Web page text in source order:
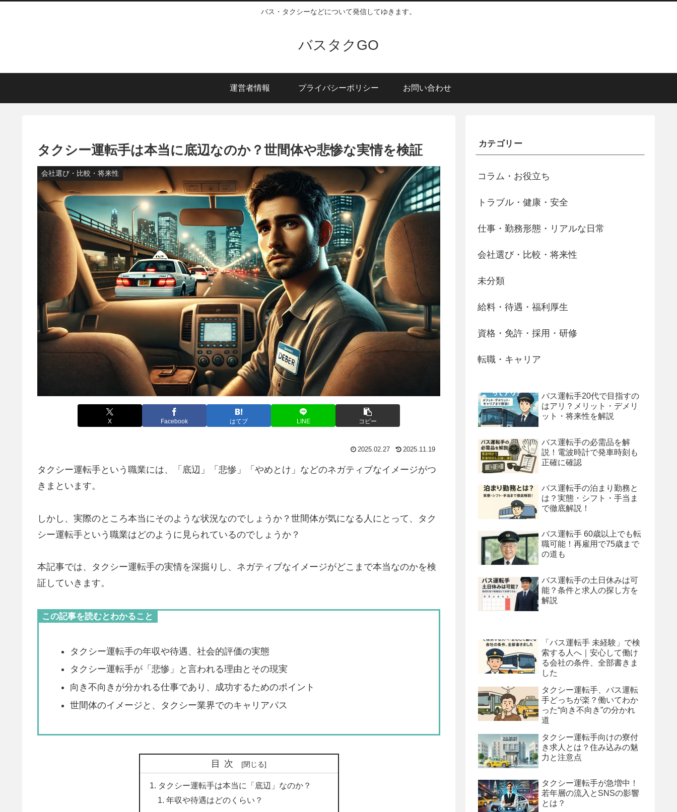
バス・タクシーなどについて発信してゆきます。
バスタクGO
運営者情報 プライバシーポリシー お問い合わせ
タクシー運転手は本当に底辺なのか？世間体や悲惨な実情を検証
会社選び・比較・将来性
X Facebook はてブ LINE コピー
2025.02.27 2025.11.19
タクシー運転手という職業には、「底辺」「悲惨」「やめとけ」などのネガティブなイメージがつ
きまといます。
しかし、実際のところ本当にそのような状況なのでしょうか？世間体が気になる人にとって、タク
シー運転手という職業はどのように見られているのでしょうか？
本記事では、タクシー運転手の実情を深掘りし、ネガティブなイメージがどこまで本当なのかを検
証していきます。
この記事を読むとわかること
タクシー運転手の年収や待遇、社会的評価の実態
タクシー運転手が「悲惨」と言われる理由とその現実
向き不向きが分かれる仕事であり、成功するためのポイント
世間体のイメージと、タクシー業界でのキャリアパス
目次
タクシー運転手は本当に「底辺」なのか？
年収や待遇はどのくらい？
カテゴリー
コラム・お役立ち
トラブル・健康・安全
仕事・勤務形態・リアルな日常
会社選び・比較・将来性
未分類
給料・待遇・福利厚生
資格・免許・採用・研修
転職・キャリア
バス運転手20代で目指すの
はアリ？メリット・デメリ
ット・将来性を解説
バス運転手の必需品を解
説！電波時計で発車時刻も
正確に確認
バス運転手の泊まり勤務と
は？実態・シフト・手当ま
で徹底解説！
バス運転手 60歳以上でも転
職可能！再雇用で75歳まで
の道も
バス運転手の土日休みは可
能？条件と求人の探し方を
解説
「バス運転手 未経験」で検
索する人へ｜安心して働け
る会社の条件、全部書きま
した
タクシー運転手、バス運転
手どっちが楽？働いてわか
った“向き不向き”の分かれ
道
タクシー運転手向けの寮付
き求人とは？住み込みの魅
力と注意点
タクシー運転手が急増中！
若年層の流入とSNSの影響
とは？